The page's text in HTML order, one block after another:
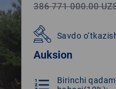
386 771 000.00
Savdo
Auksion
format_list_numbered
Birinchi qadam